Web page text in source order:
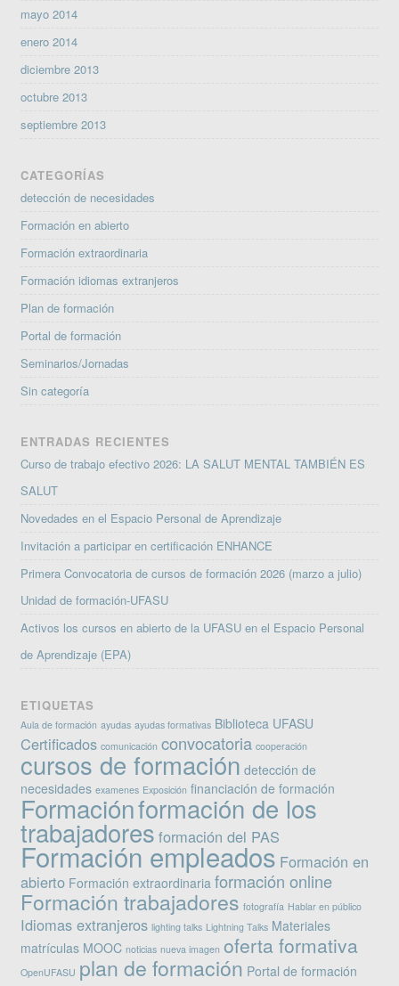
mayo 2014
enero 2014
diciembre 2013
octubre 2013
septiembre 2013
CATEGORÍAS
detección de necesidades
Formación en abierto
Formación extraordinaria
Formación idiomas extranjeros
Plan de formación
Portal de formación
Seminarios/Jornadas
Sin categoría
ENTRADAS RECIENTES
Curso de trabajo efectivo 2026: LA SALUT MENTAL TAMBIÉN ES
SALUT
Novedades en el Espacio Personal de Aprendizaje
Invitación a participar en certificación ENHANCE
Primera Convocatoria de cursos de formación 2026 (marzo a julio)
Unidad de formación-UFASU
Activos los cursos en abierto de la UFASU en el Espacio Personal
de Aprendizaje (EPA)
ETIQUETAS
Aula de formación ayudas ayudas formativas Biblioteca UFASU
Certificados comunicación convocatoria cooperación
cursos de formación detección de
necesidades examenes Exposición financiación de formación
Formaciónformación de los
trabajadores formación del PAS
Formación empleados Formación en
abierto Formación extraordinaria formación online
Formación trabajadores fotografía Hablar en público
Idiomas extranjeros lighting talks Lightning Talks Materiales
matrículas MOOC noticias nueva imagen oferta formativa
OpenUFASU plan de formación Portal de formación